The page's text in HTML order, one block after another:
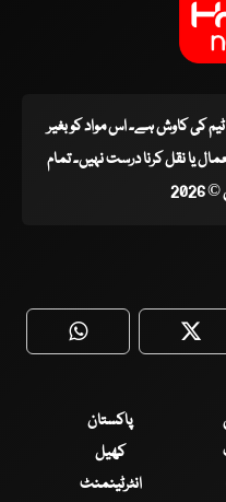
ٹیم کی کاوش ہے۔ اس مواد کو بغیر
یا نقل کرنا درست نہیں۔ تمام
WhatsApp
پاکستان
کھیل
انٹرٹینمنٹ